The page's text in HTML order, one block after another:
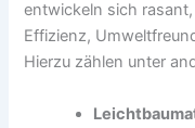
entwickeln sich
Effizienz,
Hierzu zählen unter